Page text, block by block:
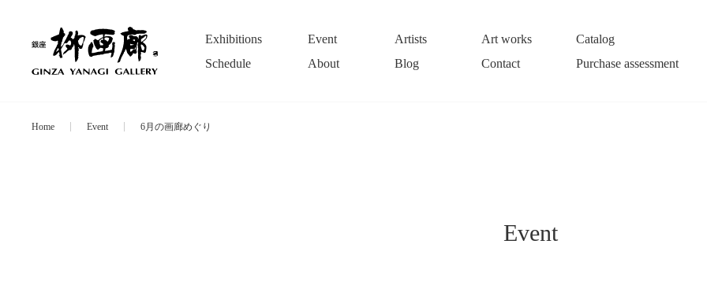
Exhibitions Event Artists Art works
Catalog
Schedule
About Blog Contact Purchase assessment
Home Event 6月の画廊めぐり
Event